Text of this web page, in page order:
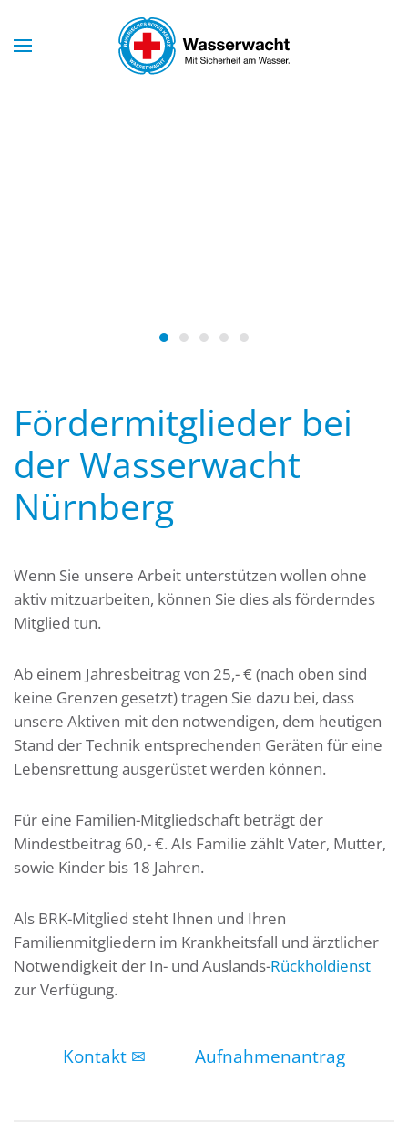
Skip to main content
Wasserwacht Nürnberg
Wasserwacht Nürnberg
Wasserwacht Nürnberg
Wasserwacht Nürnberg
Fördermitglieder bei
der Wasserwacht
Nürnberg
Wenn Sie unsere Arbeit unterstützen wollen ohne
aktiv mitzuarbeiten, können Sie dies als förderndes
Mitglied tun.
Ab einem Jahresbeitrag von 25,- € (nach oben sind
keine Grenzen gesetzt) tragen Sie dazu bei, dass
unsere Aktiven mit den notwendigen, dem heutigen
Stand der Technik entsprechenden Geräten für eine
Lebensrettung ausgerüstet werden können.
Für eine Familien-Mitgliedschaft beträgt der
Mindestbeitrag 60,- €. Als Familie zählt Vater, Mutter,
sowie Kinder bis 18 Jahren.
Als BRK-Mitglied steht Ihnen und Ihren
Familienmitgliedern im Krankheitsfall und ärztlicher
Notwendigkeit der In- und Auslands-Rückholdienst
zur Verfügung.
Kontakt ✉ Aufnahmenantrag